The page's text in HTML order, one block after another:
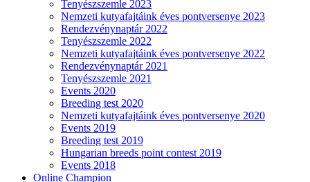
Tenyészszemle 2023
Nemzeti kutyafajtáink éves pontversenye 2023
Rendezvénynaptár 2022
Tenyészszemle 2022
Nemzeti kutyafajtáink éves pontversenye 2022
Rendezvénynaptár 2021
Tenyészszemle 2021
Events 2020
Breeding test 2020
Nemzeti kutyafajtáink éves pontversenye 2020
Events 2019
Breeding test 2019
Hungarian breeds point contest 2019
Events 2018
Online Champion